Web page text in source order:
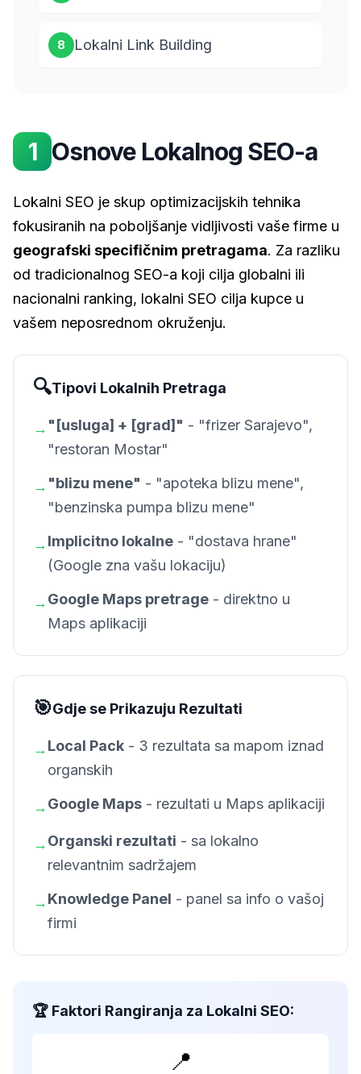
8 Lokalni Link Building
1 Osnove Lokalnog SEO-a
Lokalni SEO je skup optimizacijskih tehnika
fokusiranih na poboljšanje vidljivosti vaše firme u
geografski specifičnim pretragama. Za razliku
od tradicionalnog SEO-a koji cilja globalni ili
nacionalni ranking, lokalni SEO cilja kupce u
vašem neposrednom okruženju.
🔍Tipovi Lokalnih Pretraga
→ "[usluga] + [grad]" - "frizer Sarajevo",
"restoran Mostar"
→ "blizu mene" - "apoteka blizu mene",
"benzinska pumpa blizu mene"
→Implicitno lokalne - "dostava hrane"
(Google zna vašu lokaciju)
→Google Maps pretrage - direktno u
Maps aplikaciji
🎯Gdje se Prikazuju Rezultati
→Local Pack - 3 rezultata sa mapom iznad
organskih
→Google Maps - rezultati u Maps aplikaciji
→Organski rezultati - sa lokalno
relevantnim sadržajem
→Knowledge Panel - panel sa info o vašoj
firmi
🏆 Faktori Rangiranja za Lokalni SEO:
📍